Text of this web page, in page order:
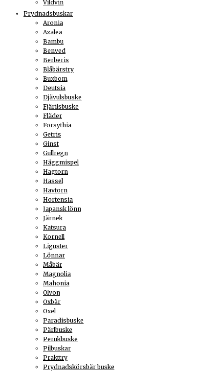
Vildvin
Prydnadsbuskar
Aronia
Azalea
Bambu
Benved
Berberis
Blåbärstry
Buxbom
Deutsia
Djävulsbuske
Fjärilsbuske
Fläder
Forsythia
Getris
Ginst
Gullregn
Häggmispel
Hagtorn
Hassel
Havtorn
Hortensia
Japansk lönn
Järnek
Katsura
Kornell
Liguster
Lönnar
Måbär
Magnolia
Mahonia
Olvon
Oxbär
Oxel
Paradisbuske
Pärlbuske
Perukbuske
Pilbuskar
Prakttry
Prydnadskörsbär buske